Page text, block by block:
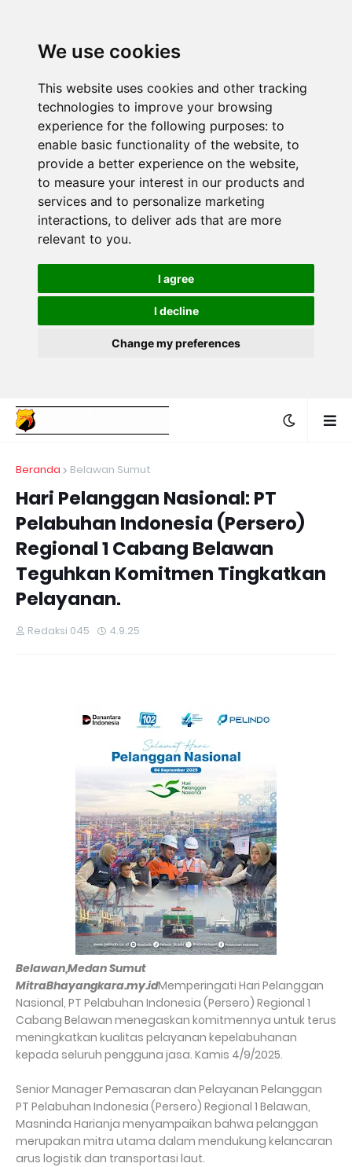
We use cookies
This website uses cookies and other tracking
technologies to improve your browsing
experience for the following purposes: to
enable basic functionality of the website, to
provide a better experience on the website,
to measure your interest in our products and
services and to personalize marketing
interactions, to deliver ads that are more
relevant to you.
I agree
I decline
Change my preferences
Beranda Belawan Sumut
Hari Pelanggan Nasional: PT
Pelabuhan Indonesia (Persero)
Regional 1 Cabang Belawan
Teguhkan Komitmen Tingkatkan
Pelayanan.
Redaksi 045 4.9.25
Belawan,Medan Sumut
MitraBhayangkara.my.idMemperingati Hari Pelanggan
Nasional, PT Pelabuhan Indonesia (Persero) Regional 1
Cabang Belawan menegaskan komitmennya untuk terus
meningkatkan kualitas pelayanan kepelabuhanan
kepada seluruh pengguna jasa. Kamis 4/9/2025.
Senior Manager Pemasaran dan Pelayanan Pelanggan
PT Pelabuhan Indonesia (Persero) Regional 1 Belawan,
Masninda Harianja menyampaikan bahwa pelanggan
merupakan mitra utama dalam mendukung kelancaran
arus logistik dan transportasi laut.